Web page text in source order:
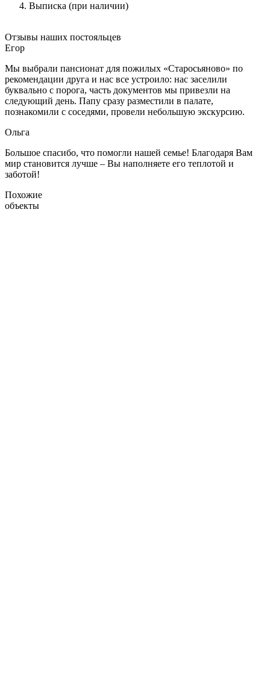
Выписка (при наличии)
Отзывы наших постояльцев
Егор
Мы выбрали пансионат для пожилых «Старосьяново» по
рекомендации друга и нас все устроило: нас заселили
буквально с порога, часть документов мы привезли на
следующий день. Папу сразу разместили в палате,
познакомили с соседями, провели небольшую экскурсию.
Ольга
Большое спасибо, что помогли нашей семье! Благодаря Вам
мир становится лучше – Вы наполняете его теплотой и
заботой!
Похожие
объекты